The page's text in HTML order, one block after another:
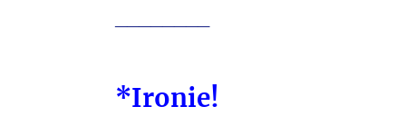
*Ironie!